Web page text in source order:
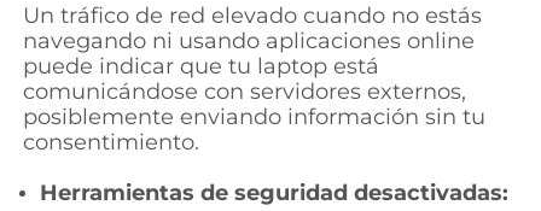
Un tráfico de red elevado cuando no estás
navegando ni usando aplicaciones online
puede indicar que tu laptop está
comunicándose con servidores externos,
posiblemente enviando información sin tu
consentimiento.
Herramientas de seguridad desactivadas: